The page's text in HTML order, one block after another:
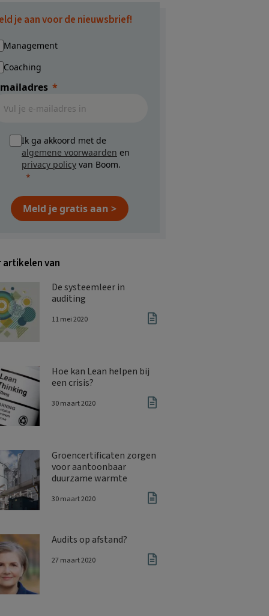
je aan voor de nieuwsbrief!
Management
Coaching
mailadres
Ik ga akkoord met de
algemene voorwaarden en
privacy policy van Boom.
Meld je gratis aan >
artikelen van
De systeemleer in
auditing
11 mei 2020
Hoe kan Lean helpen bij
een crisis?
30 maart 2020
Groencertificaten zorgen
voor aantoonbaar
duurzame warmte
30 maart 2020
Audits op afstand?
27 maart 2020